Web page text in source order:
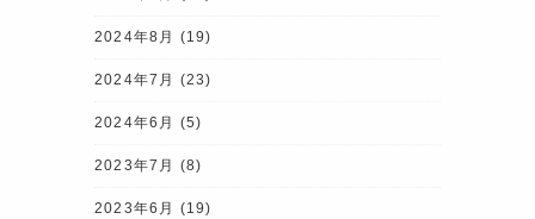
2024年8月 (19)
2024年7月 (23)
2024年6月 (5)
2023年7月 (8)
2023年6月 (19)